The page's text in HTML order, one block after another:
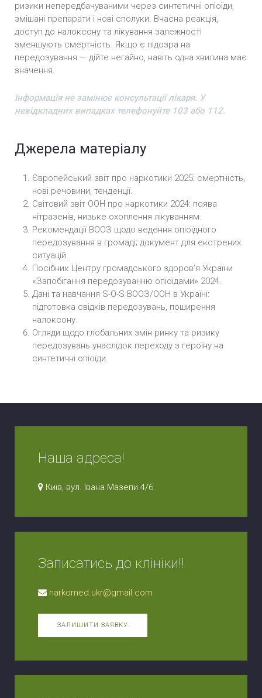
ризики непередбачуваними через синтетичні опіоїди,
змішані препарати і нові сполуки. Вчасна реакція,
доступ до налоксону та лікування залежності
зменшують смертність. Якщо є підозра на
передозування — дійте негайно, навіть одна хвилина має
значення.
Інформація не замінює консультації лікаря. У
невідкладних випадках телефонуйте 103 або 112.
Джерела матеріалу
Європейський звіт про наркотики 2025: смертність,
нові речовини, тенденції.
Світовий звіт ООН про наркотики 2024: поява
нітразенів, низьке охоплення лікуванням.
Рекомендації ВООЗ щодо ведення опіоїдного
передозування в громаді; документ для екстрених
ситуацій.
Посібник Центру громадського здоров’я України
«Запобігання передозуванню опіоїдами» 2024.
Дані та навчання S-O-S ВООЗ/ООН в Україні:
підготовка свідків передозувань, поширення
налоксону.
Огляди щодо глобальних змін ринку та ризику
передозувань унаслідок переходу з героїну на
синтетичні опіоїди.
Наша адреса!
Київ, вул. Івана Мазепи 4/6
Записатись до клініки!!
narkomed.ukr@gmail.com
ЗАЛИШИТИ ЗАЯВКУ